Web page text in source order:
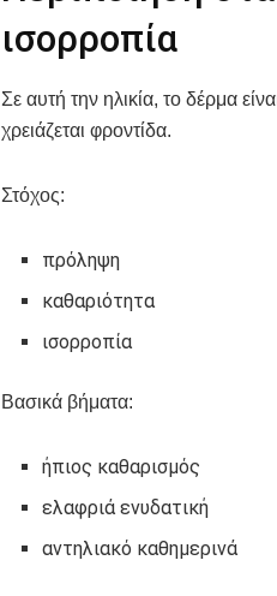
ισορροπία
Σε αυτή την ηλικία, το δέρμα
χρειάζεται φροντίδα.
Στόχος:
πρόληψη
καθαριότητα
ισορροπία
Βασικά βήματα:
ήπιος καθαρισμός
ελαφριά ενυδατική
αντηλιακό καθημερινά